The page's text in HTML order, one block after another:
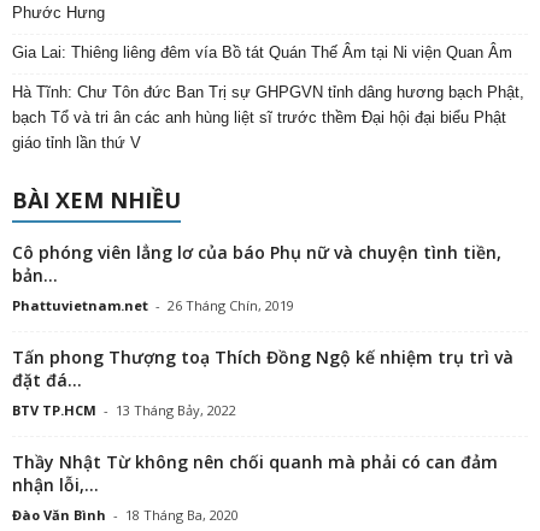
Phước Hưng
Gia Lai: Thiêng liêng đêm vía Bồ tát Quán Thế Âm tại Ni viện Quan Âm
Hà Tĩnh: Chư Tôn đức Ban Trị sự GHPGVN tỉnh dâng hương bạch Phật,
bạch Tổ và tri ân các anh hùng liệt sĩ trước thềm Đại hội đại biểu Phật
giáo tỉnh lần thứ V
BÀI XEM NHIỀU
Cô phóng viên lẳng lơ của báo Phụ nữ và chuyện tình tiền,
bản...
Phattuvietnam.net - 26 Tháng Chín, 2019
Tấn phong Thượng toạ Thích Đồng Ngộ kế nhiệm trụ trì và
đặt đá...
BTV TP.HCM - 13 Tháng Bảy, 2022
Thầy Nhật Từ không nên chối quanh mà phải có can đảm
nhận lỗi,...
Đào Văn Bình - 18 Tháng Ba, 2020